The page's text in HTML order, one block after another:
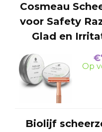
Cosmeau
voor Safety
Glad en
Op
Biolijf